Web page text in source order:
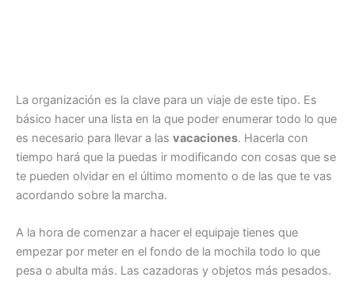
La organización es la clave para un viaje de este tipo. Es
básico hacer una lista en la que poder enumerar todo lo que
es necesario para llevar a las vacaciones. Hacerla con
tiempo hará que la puedas ir modificando con cosas que se
te pueden olvidar en el último momento o de las que te vas
acordando sobre la marcha.
A la hora de comenzar a hacer el equipaje tienes que
empezar por meter en el fondo de la mochila todo lo que
pesa o abulta más. Las cazadoras y objetos más pesados.